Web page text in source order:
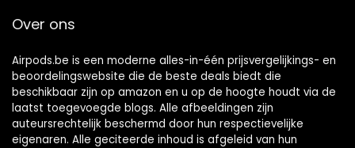
Over ons
Airpods.be is een moderne alles-in-één prijsvergelijkings- en
beoordelingswebsite die de beste deals biedt die
beschikbaar zijn op amazon en u op de hoogte houdt via de
laatst toegevoegde blogs. Alle afbeeldingen zijn
auteursrechtelijk beschermd door hun respectievelijke
eigenaren. Alle geciteerde inhoud is afgeleid van hun